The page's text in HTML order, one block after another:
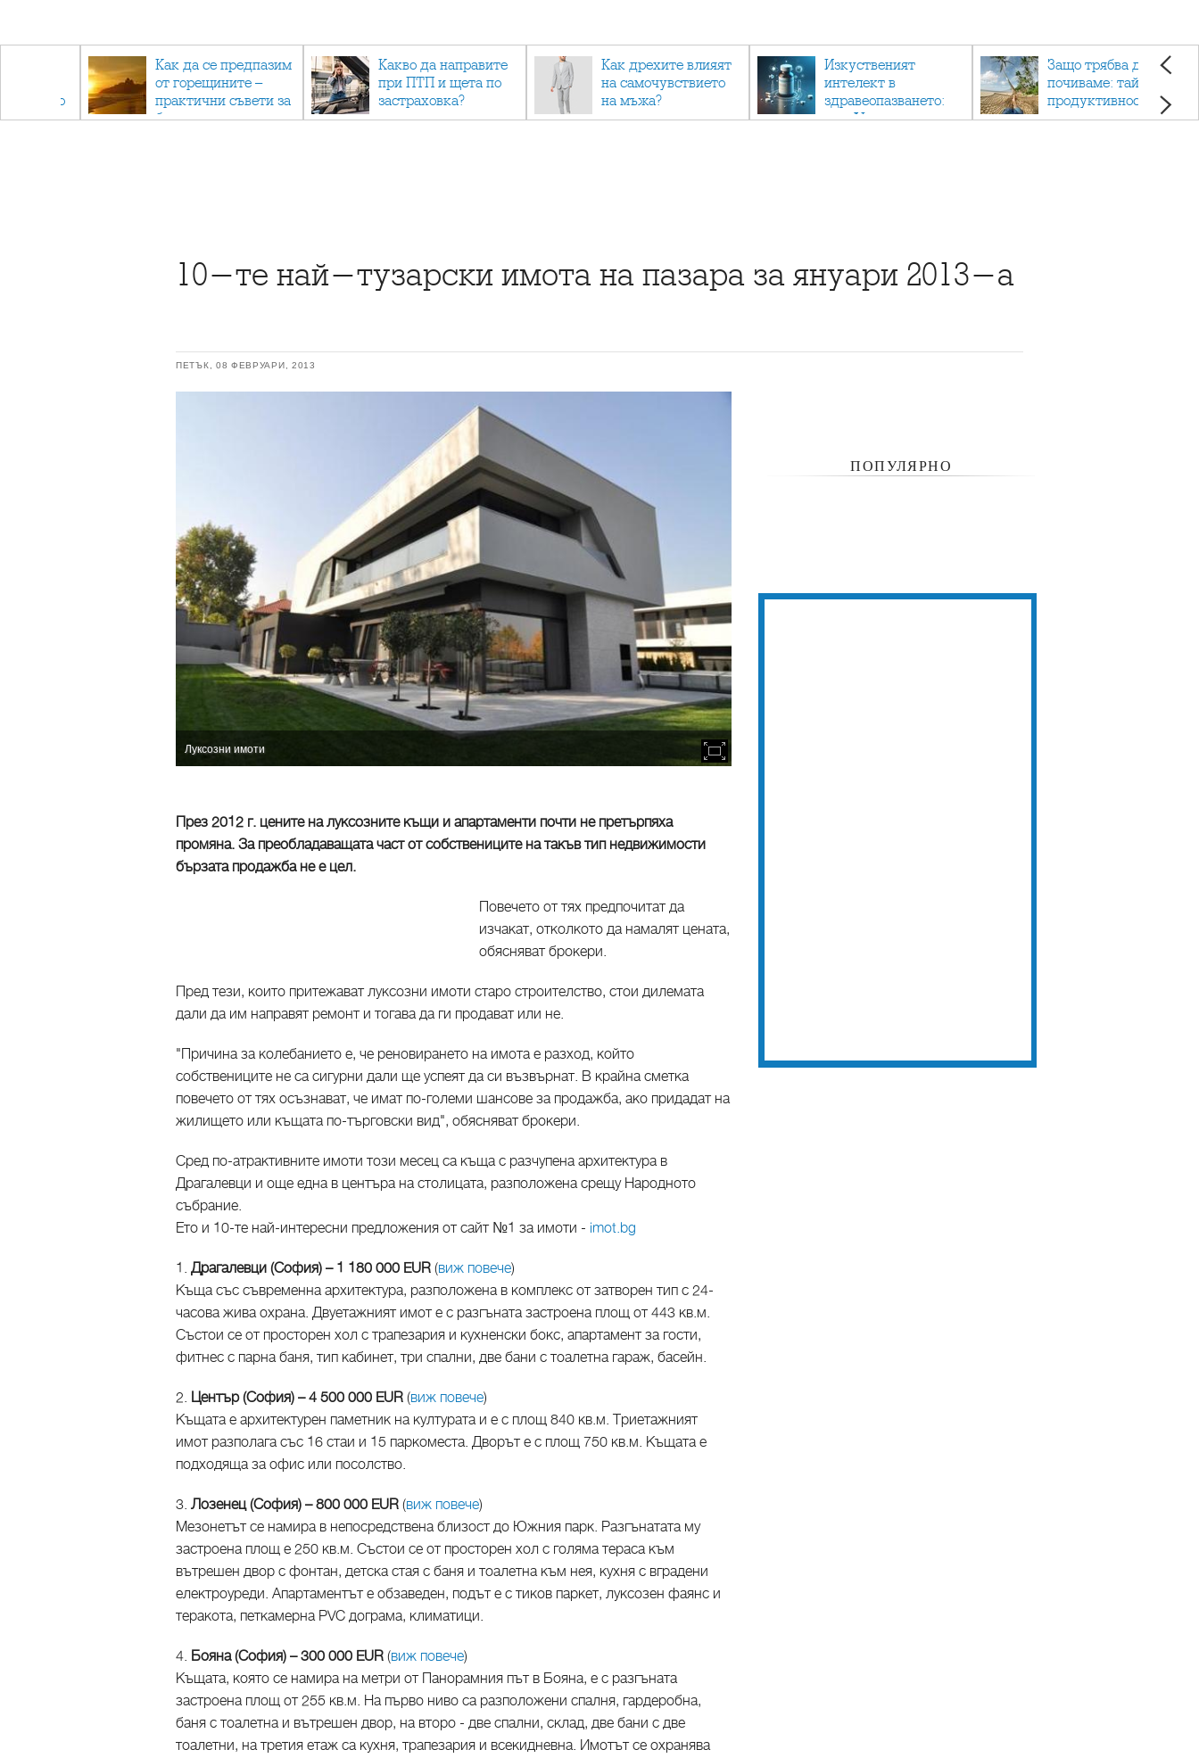
отново
Как да се предпазим
от горещините –
практични съвети за
безопасно лято
Какво да направите
при ПТП и щета по
застраховка?
Как дрехите влияят
на самочувствието
на мъжа?
Изкуственият
интелект в
здравеопазването:
как AI променя
Защо трябва да си
почиваме: тайната на
продуктивността,
здравето и добрия
10-те най-тузарски имота на пазара за януари 2013-а
ПЕТЪК, 08 ФЕВРУАРИ, 2013
Луксозни имоти
През 2012 г. цените на луксозните къщи и апартаменти почти не претърпяха
промяна. За преобладаващата част от собствениците на такъв тип недвижимости
бързата продажба не е цел.
Повечето от тях предпочитат да
изчакат, отколкото да намалят цената,
обясняват брокери.
Пред тези, които притежават луксозни имоти старо строителство, стои дилемата
дали да им направят ремонт и тогава да ги продават или не.
"Причина за колебанието е, че реновирането на имота е разход, който
собствениците не са сигурни дали ще успеят да си възвърнат. В крайна сметка
повечето от тях осъзнават, че имат по-големи шансове за продажба, ако придадат на
жилището или къщата по-търговски вид", обясняват брокери.
Сред по-атрактивните имоти този месец са къща с разчупена архитектура в
Драгалевци и още една в центъра на столицата, разположена срещу Народното
събрание.
Ето и 10-те най-интересни предложения от сайт №1 за имоти - imot.bg
1. Драгалевци (София) – 1 180 000 EUR (виж повече)
Къща със съвременна архитектура, разположена в комплекс от затворен тип с 24-
часова жива охрана. Двуетажният имот е с разгъната застроена площ от 443 кв.м.
Състои се от просторен хол с трапезария и кухненски бокс, апартамент за гости,
фитнес с парна баня, тип кабинет, три спални, две бани с тоалетна гараж, басейн.
2. Център (София) – 4 500 000 EUR (виж повече)
Къщата е архитектурен паметник на културата и е с площ 840 кв.м. Триетажният
имот разполага със 16 стаи и 15 паркоместа. Дворът е с площ 750 кв.м. Къщата е
подходяща за офис или посолство.
3. Лозенец (София) – 800 000 EUR (виж повече)
Мезонетът се намира в непосредствена близост до Южния парк. Разгънатата му
застроена площ е 250 кв.м. Състои се от просторен хол с голяма тераса към
вътрешен двор с фонтан, детска стая с баня и тоалетна към нея, кухня с вградени
електроуреди. Апартаментът е обзаведен, подът е с тиков паркет, луксозен фаянс и
теракота, петкамерна PVC дограма, климатици.
4. Бояна (София) – 300 000 EUR (виж повече)
Къщата, която се намира на метри от Панорамния път в Бояна, е с разгъната
застроена площ от 255 кв.м. На първо ниво са разположени спалня, гардеробна,
баня с тоалетна и вътрешен двор, на второ - две спални, склад, две бани с две
тоалетни, на третия етаж са кухня, трапезария и всекидневна. Имотът се охранява
ПОПУЛЯРНО